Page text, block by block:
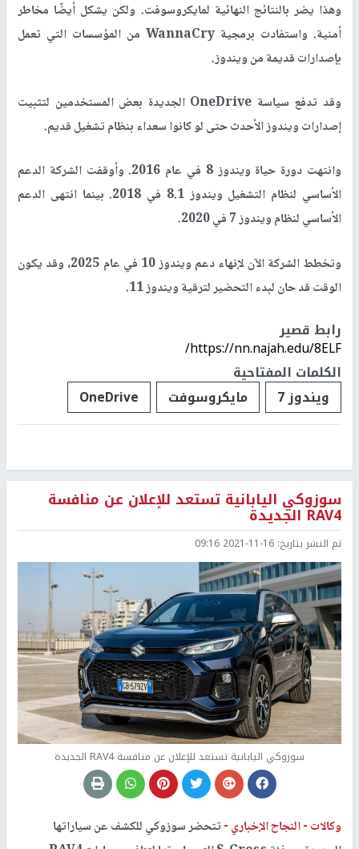
وهذا يضر بالنتائج النهائية لمايكروسوفت. ولكن يشكل أيضًا مخاطر
أمنية. واستفادت برمجية WannaCry من المؤسسات التي تعمل
بإصدارات قديمة من ويندوز.
وقد تدفع سياسة OneDrive الجديدة بعض المستخدمين لتثبيت
إصدارات ويندوز الأحدث حتى لو كانوا سعداء بنظام تشغيل قديم.
وانتهت دورة حياة ويندوز 8 في عام 2016. وأوقفت الشركة الدعم
الأساسي لنظام التشغيل ويندوز 8.1 في 2018. بينما انتهى الدعم
الأساسي لنظام ويندوز 7 في 2020.
وتخطط الشركة الآن لإنهاء دعم ويندوز 10 في عام 2025، وقد يكون
الوقت قد حان لبدء التحضير لترقية ويندوز 11.
رابط قصير
https://nn.najah.edu/8ELF/
الكلمات المفتاحية
ويندوز 7
مايكروسوفت OneDrive
سوزوكي اليابانية تستعد للإعلان عن منافسة
RAV4 الجديدة
تم النشر بتاريخ: 2021-11-16 09:16
سوزوكي اليابانية تستعد للإعلان عن منافسة RAV4 الجديدة
وكالات -النجاح الإخباري -تتحضر سوزوكي للكشف عن سياراتها